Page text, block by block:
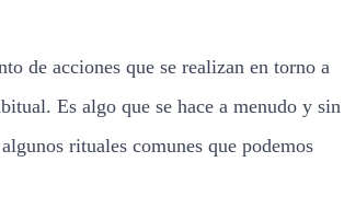
de acciones que se realizan en torno a
Es algo que se hace a menudo y sin
rituales comunes que podemos